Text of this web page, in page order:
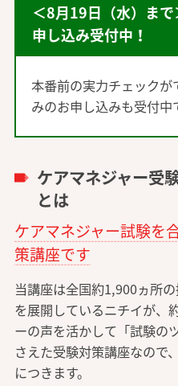
＜8月19日（水）まで
申し込み受付中！
本番前の実力チェックが
みのお申し込みも受付中
ケアマネジャー受
とは
ケアマネジャー試験を
策講座です
当講座は全国約1,900ヵ所
を展開しているニチイが、
ーの声を活かして「試験の
さえた受験対策講座なので
につきます。